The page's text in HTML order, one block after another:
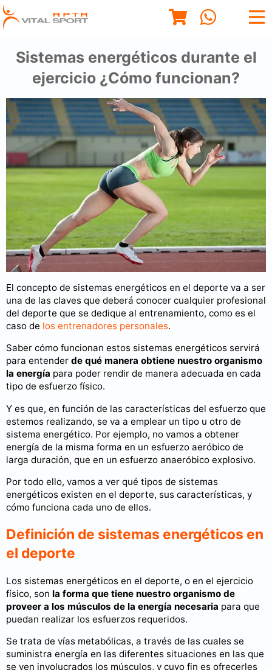
Sistemas energéticos durante el
ejercicio ¿Cómo funcionan?
El concepto de sistemas energéticos en el deporte va a ser
una de las claves que deberá conocer cualquier profesional
del deporte que se dedique al entrenamiento, como es el
caso de los entrenadores personales.
Saber cómo funcionan estos sistemas energéticos servirá
para entender de qué manera obtiene nuestro organismo
la energía para poder rendir de manera adecuada en cada
tipo de esfuerzo físico.
Y es que, en función de las características del esfuerzo que
estemos realizando, se va a emplear un tipo u otro de
sistema energético. Por ejemplo, no vamos a obtener
energía de la misma forma en un esfuerzo aeróbico de
larga duración, que en un esfuerzo anaeróbico explosivo.
Por todo ello, vamos a ver qué tipos de sistemas
energéticos existen en el deporte, sus características, y
cómo funciona cada uno de ellos.
Definición de sistemas energéticos en
el deporte
Los sistemas energéticos en el deporte, o en el ejercicio
físico, son la forma que tiene nuestro organismo de
proveer a los músculos de la energía necesaria para que
puedan realizar los esfuerzos requeridos.
Se trata de vías metabólicas, a través de las cuales se
suministra energía en las diferentes situaciones en las que
se ven involucrados los músculos, y cuyo fin es ofrecerles